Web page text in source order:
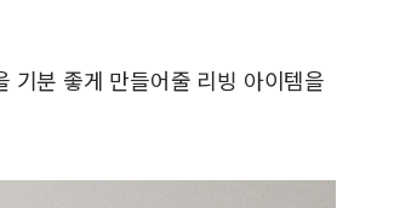
기분 좋게 만들어줄 리빙 아이템을